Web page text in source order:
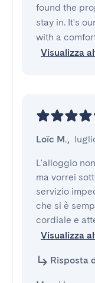
found the
stay in. It's
with a
Visualizza
Loïc M.,
L'alloggio
ma vorrei
servizio
che si è
cordiale e
Visualizza
Risposta